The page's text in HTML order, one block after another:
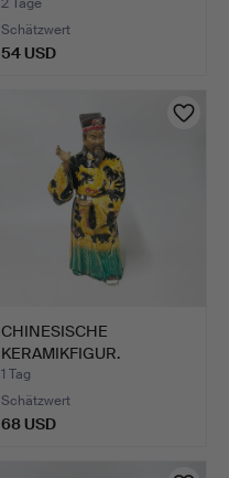
Schätzwert
54 USD
CHINESISCHE
KERAMIKFIGUR.
1 Tag
Schätzwert
68 USD